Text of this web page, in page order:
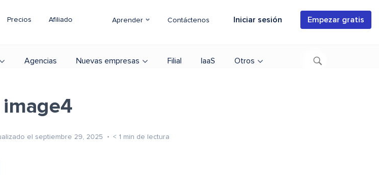
Precios Afiliado Aprender Contáctenos Iniciar sesión Empezar gratis
Agencias Nuevas empresas Filial IaaS Otros
image4
el septiembre 29, 2025 < 1 min de lectura